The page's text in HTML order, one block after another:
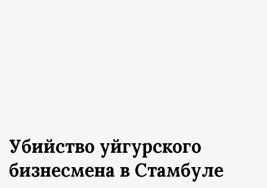
Убийство уйгурского
бизнесмена в Стамбуле